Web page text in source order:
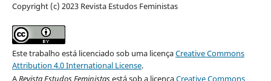
Copyright (c) 2023 Revista Estudos Feministas
Este trabalho está licenciado sob uma licençaCreative Commons
Attribution 4.0 International License.
ARevista Estudos Feministasestá sob a licençaCreative Commons